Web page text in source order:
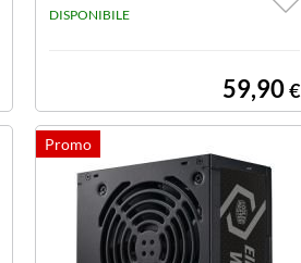
DISPONIBILE
59,90€